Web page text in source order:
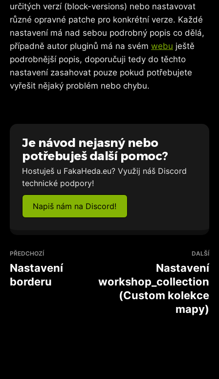
určitých verzí (block-versions) nebo nastavovat
různé opravné patche pro konkrétní verze. Každé
nastavení má nad sebou podrobný popis co dělá,
případně autor pluginů má na svém webu ještě
podrobnější popis, doporučuji tedy do těchto
nastavení zasahovat pouze pokud potřebujete
vyřešit nějaký problém nebo chybu.
Je návod nejasný nebo
potřebuješ další pomoc?
Hostuješ u FakaHeda.eu? Využij náš Discord
technické podpory!
Napiš nám na Discord!
PŘEDCHOZÍ
Nastavení
borderu
DALŠÍ
Nastavení
workshop_collection
(Custom kolekce
mapy)